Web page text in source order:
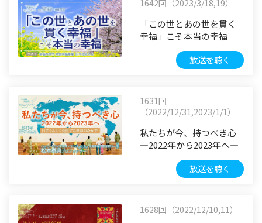
1642回（2023/3/18,19）
「この世とあの世を貫く
幸福」こそ本当の幸福
放送を聴く
1631回
（2022/12/31,2023/1/1）
私たちが今、持つべき心
―2022年から2023年へ―
放送を聴く
1628回（2022/12/10,11）